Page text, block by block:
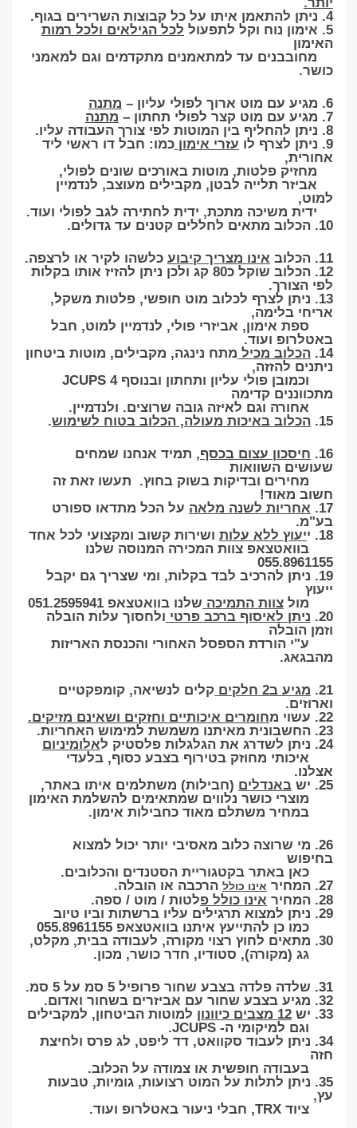
4. ניתן להתאמן איתו על כל קבוצות השרירים בגוף.
5. אימון נוח וקל לתפעול
לכל הגילאים ולכל רמות
האימון
מחובבנים עד למתאמנים מתקדמים וגם למאמני
כושר.
6. מגיע עם מוט ארוך לפולי עליון –
מתנה
7. מגיע עם מוט קצר לפולי תחתון –
מתנה
8. ניתן להחליף בין המוטות לפי צורך העבודה עליו.
9. ניתן לצרף לו
עזרי אימוןכמו: חבל דו ראשי ליד
אחורית,
מחזיק פלטות, מוטות באורכים שונים לפולי,
אביזר תלייה לבטן, מקבילים מעוצב, לנדמיין
למוט,
ידית משיכה מתכת, ידית לחתירה לגב לפולי ועוד.
10. הכלוב מתאים לחללים קטנים עד גדולים.
11. הכלוב אינו מצריך קיבוע כלשהו לקיר או לרצפה.
12. הכלוב שוקל כ80 קג ולכן ניתן להזיז אותו בקלות
לפי הצורך.
13. ניתן לצרף לכלוב מוט חופשי, פלטות משקל,
אריחי בלימה,
ספת אימון, אביזרי פולי, לנדמיין למוט, חבל
באטלרופ ועוד.
14. הכלוב מכיל מתח נינגה, מקבילים, מוטות ביטחון
ניתנים להזזה,
וכמובן פולי עליון ותחתון ובנוסף 4 JCUPS
מתכווננים קדימה
אחורה וגם לאיזה גובה שרוצים. ולנדמיין.
15. הכלוב באיכות מעולה, הכלוב בטוח לשימוש.
16. חיסכון עצום בכסף, תמיד אנחנו שמחים
שעושים השוואות
מחירים ובדיקות בשוק בחוץ. תעשו זאת זה
חשוב מאוד!
17.
אחריות לשנה מלאה על הכל מתדאו ספורט
בע"מ.
18. י
יעוץ ללא עלות ושירות קשוב ומקצועי לכל אחד
בוואטצאפ צוות המכירה המנוסה שלנו
055.8961155
19. ניתן להרכיב לבד בקלות, ומי שצריך גם יקבל
ייעוץ
מולצוות התמיכה שלנו בוואטצאפ 051.2595941
20. ניתן לאיסוף ברכב פרטי ולחסוך עלות הובלה
וזמן הובלה
ע"י הורדת הספסל האחורי והכנסת האריזות
מהבגאג.
21. מגיע ב2 חלקים
קלים לנשיאה, קומפקטיים
וארוזים.
22. עשוי מ
חומרים איכותיים וחזקים ושאינם מזיקים.
23. החשבונית מאיתנו משמשת למימוש האחריות.
24. ניתן לשדרג את הגלגלות פלסטיק ל
אלומיניום
איכותי מחוזק בטירוף בצבע כסוף, בלעדי
אצלנו.
25. יש
באנדלים (חבילות) משתלמים איתו באתר,
מוצרי כושר נלווים שמתאימים להשלמת האימון
במחיר משתלם מאוד כחבילות אימון.
26. מי שרוצה כלוב מאסיבי יותר יכול למצוא
בחיפוש
כאן באתר בקטגוריית הסטנדים והכלובים.
27. המחיר
אינו כולל הרכבה או הובלה.
28. המחיר
אינו כולל פלטות / מוט / ספה.
29. ניתן למצוא תרגילים עליו ברשתות וביו טיוב
כמו כן להתייעץ איתנו בוואטצאפ 055.8961155
30. מתאים לחוץ רצוי מקורה, לעבודה בבית, מקלט,
גג (מקורה), סטודיו, חדר כושר, מכון.
31. שלדה פלדה בצבע שחור פרופיל 5 סמ על 5 סמ.
32. מגיע בצבע שחור עם אביזרים בשחור ואדום.
33. יש
12 מצבים כיוונון
למוטות הביטחון, למקבילים
וגם למיקומי ה- JCUPS.
34. ניתן לעבוד סקוואט, דד ליפט, לג פרס ולחיצת
חזה
בעבודה חופשית או צמודה על הכלוב.
35. ניתן לתלות על המוט רצועות, גומיות, טבעות
עץ,
ציוד TRX, חבלי ניעור באטלרופ ועוד.